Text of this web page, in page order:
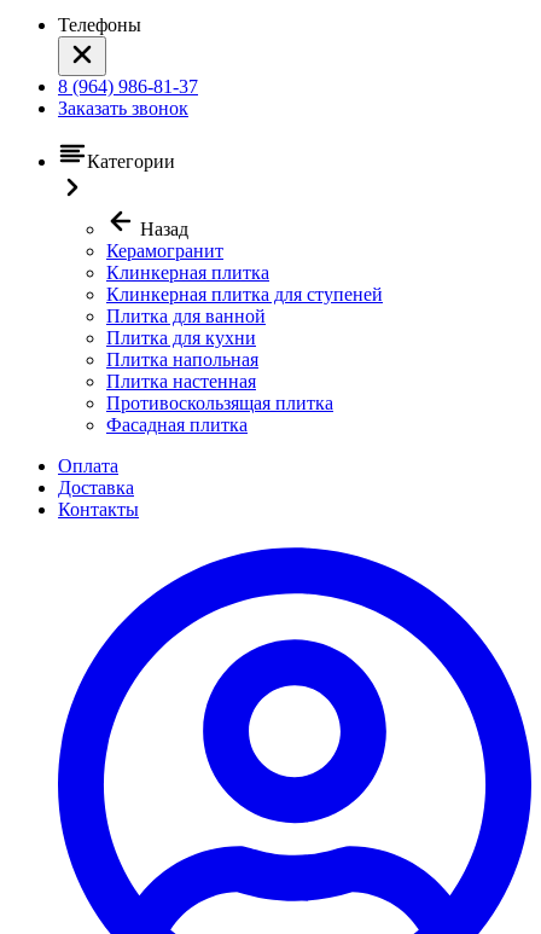
Телефоны
8 (964) 986-81-37
Заказать звонок
Категории
Назад
Керамогранит
Клинкерная плитка
Клинкерная плитка для ступеней
Плитка для ванной
Плитка для кухни
Плитка напольная
Плитка настенная
Противоскользящая плитка
Фасадная плитка
Оплата
Доставка
Контакты